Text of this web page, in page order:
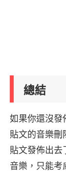
總結
如果你還沒發
貼文的音樂刪
貼文發佈出去
音樂，只能考